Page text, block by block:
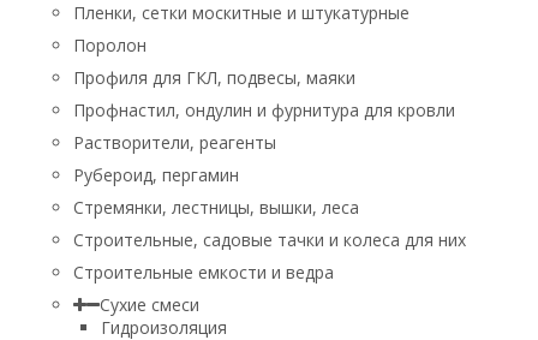
Пленки, сетки москитные и штукатурные
Поролон
Профиля для ГКЛ, подвесы, маяки
Профнастил, ондулин и фурнитура для кровли
Растворители, реагенты
Рубероид, пергамин
Стремянки, лестницы, вышки, леса
Строительные, садовые тачки и колеса для них
Строительные емкости и ведра
Сухие смеси
Гидроизоляция